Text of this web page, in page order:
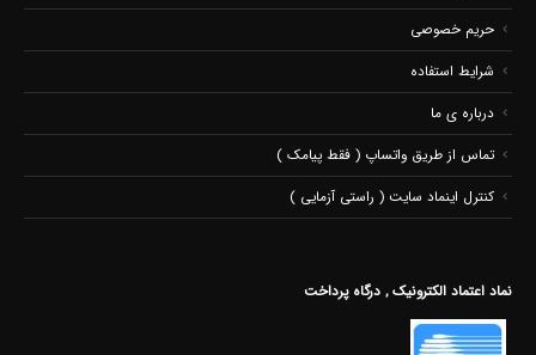
حریم خصوصی
شرایط استفاده
درباره ی ما
تماس از طریق واتساپ ( فقط پیامک )
کنترل اینماد سایت ( راستی آزمایی )
نماد اعتماد الکترونیک , درگاه پرداخت